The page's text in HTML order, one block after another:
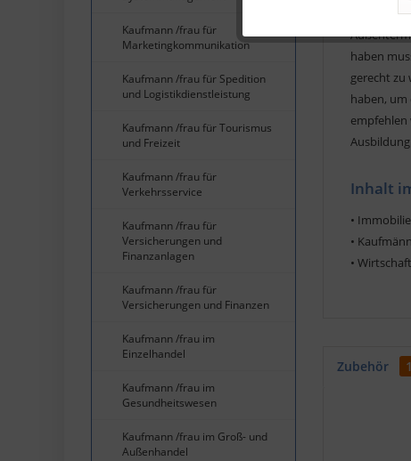
Kaufmann /frau für
Marketingkommunikation
Kaufmann /frau für Spedition
und Logistikdienstleistung
Kaufmann /frau für Tourismus
und Freizeit
Kaufmann /frau für
Verkehrsservice
Kaufmann /frau für
Versicherungen und
Finanzanlagen
Kaufmann /frau für
Versicherungen und Finanzen
Kaufmann /frau im
Einzelhandel
Kaufmann /frau im
Gesundheitswesen
Kaufmann /frau im Groß- und
Außenhandel
einen
haben
gerecht zu
haben, um
Ausbildung.
Inhalt
•
•
•
Zubehör 1